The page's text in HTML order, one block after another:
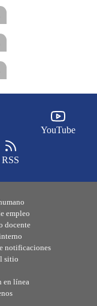
YouTube
RSS
empleo
docente
notificaciones
sitio
en línea